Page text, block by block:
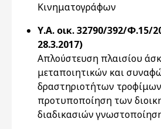
Κινηματογράφων
Υ.Α. οικ. 32790/392/Φ.15/
28.3.2017)
Απλούστευση πλαισίου
μεταποιητικών και
δραστηριοτήτων
προτυποποίηση των
διαδικασιών